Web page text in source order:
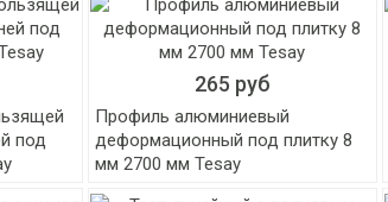
под
265 руб
Профиль алюминиевый
деформационный под плитку 8
мм 2700 мм Tesay